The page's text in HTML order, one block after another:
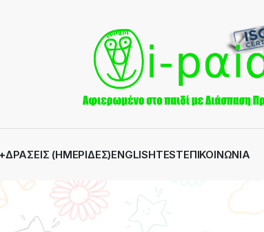
ΔΡΆΣΕΙΣ (ΗΜΕΡΊΔΕΣ)ENGLISHTESTΕΠΙΚΟΙΝΩΝΊΑ